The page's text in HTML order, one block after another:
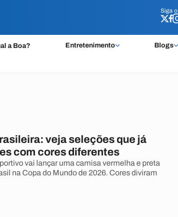
Siga o
a Boa? Entretenimento Blogs
Siga o
veja seleções que já
com cores diferentes
vai lançar uma camisa vermelha e preta
na Copa do Mundo de 2026. Cores diviram